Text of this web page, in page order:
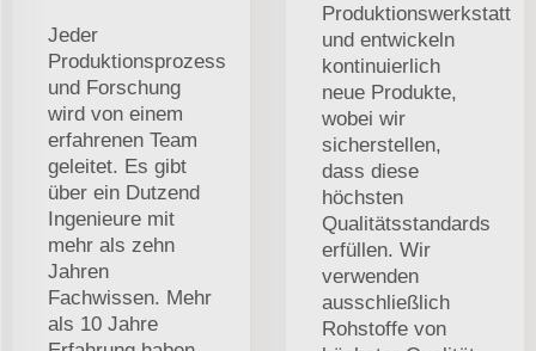
Jeder
Produktionsprozess
und Forschung
wird von einem
erfahrenen Team
geleitet. Es gibt
über ein Dutzend
Ingenieure mit
mehr als zehn
Jahren
Fachwissen. Mehr
als 10 Jahre
Produktionswerkstatt
und entwickeln
kontinuierlich
neue Produkte,
wobei wir
sicherstellen,
dass diese
höchsten
Qualitätsstandards
erfüllen. Wir
verwenden
ausschließlich
Rohstoffe von